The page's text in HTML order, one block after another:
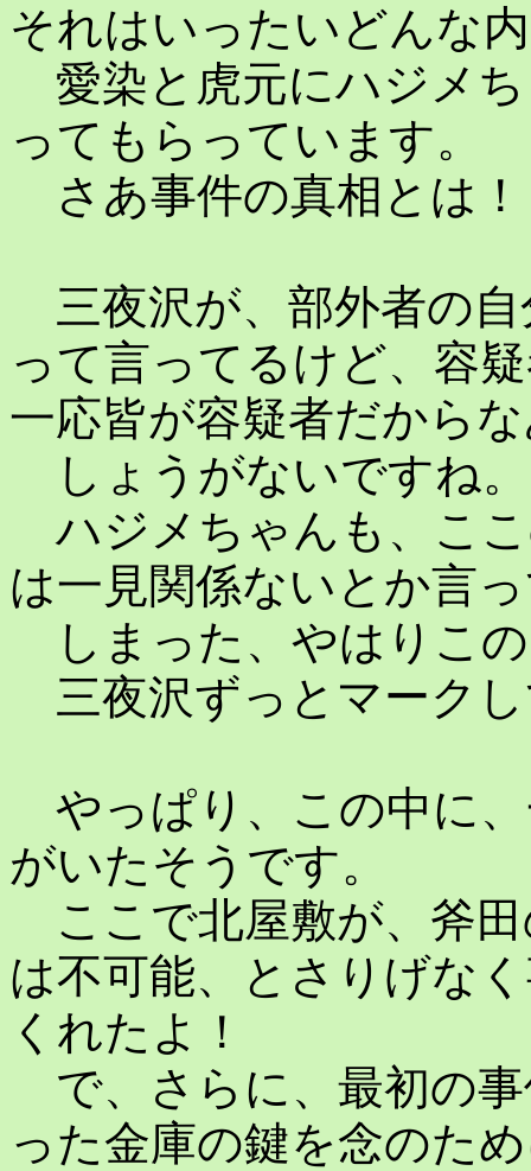
それはいったいどんな
愛染と虎元にハジメ
ってもらっています。
さあ事件の真相とは
三夜沢が、部外者の
って言ってるけど、容
一応皆が容疑者だから
しょうがないですね。
ハジメちゃんも、こ
は一見関係ないとか言
しまった、やはりこ
三夜沢ずっとマーク
やっぱり、この中に
がいたそうです。
ここで北屋敷が、斧
は不可能、とさりげな
くれたよ！
で、さらに、最初の
った金庫の鍵を念のた